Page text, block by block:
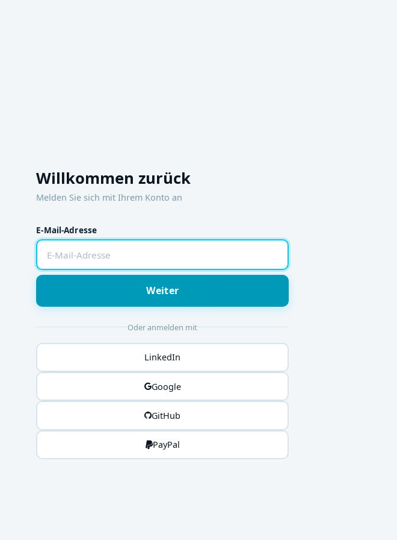
Willkommen zurück
Melden Sie sich mit Ihrem Konto an
E-Mail-Adresse
Weiter
Oder anmelden mit
LinkedIn
Google
GitHub
PayPal